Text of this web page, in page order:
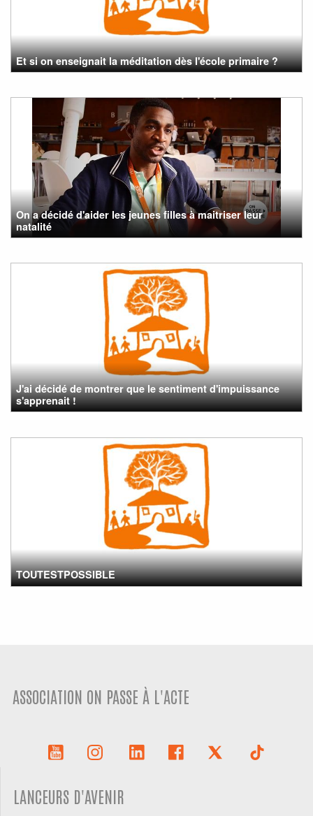
Et si on enseignait la méditation dès l'école primaire ?
On a décidé d'aider les jeunes filles à maitriser leur
natalité
J'ai décidé de montrer que le sentiment d'impuissance
s'apprenait !
TOUTESTPOSSIBLE
ASSOCIATION ON PASSE À L'ACTE
LANCEURS D'AVENIR